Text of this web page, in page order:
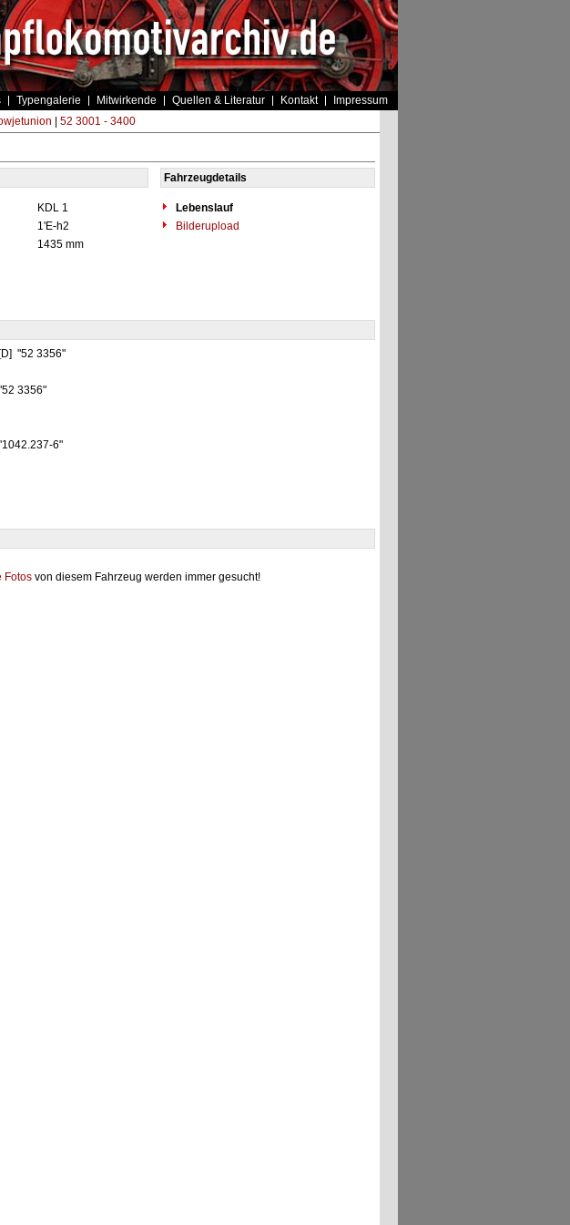
Typengalerie Mitwirkende Quellen & Literatur Kontakt Impressum
52 3001 - 3400
Fahrzeugdetails
KDL 1
Lebenslauf
1'E-h2
Bilderupload
1435 mm
"52 3356"
3356"
6"
Fotos von diesem Fahrzeug werden immer gesucht!